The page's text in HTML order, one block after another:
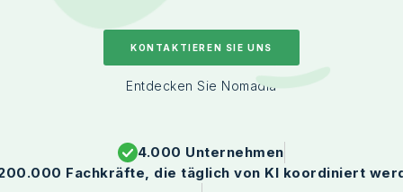
KONTAKTIEREN SIE UNS
Entdecken Sie Nomadia
4.000 Unternehmen
Fachkräfte, die täglich von KI koordiniert